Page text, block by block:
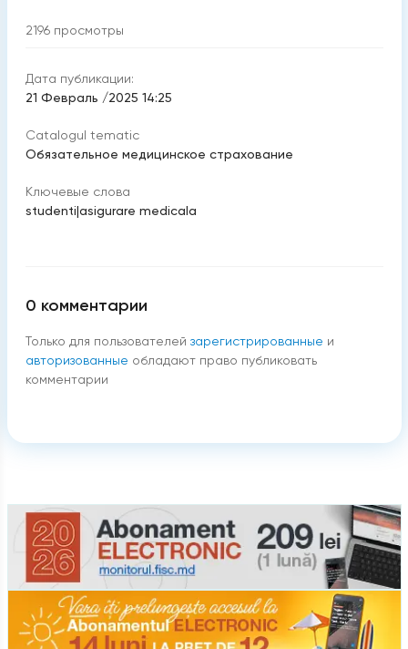
2196 просмотры
Дата публикации:
21 Февраль /2025 14:25
Catalogul tematic
Обязательное медицинское страхование
Ключевые слова
studenti|asigurare medicala
0 комментарии
Только для пользователей зарегистрированные и
авторизованные обладают право публиковать
комментарии